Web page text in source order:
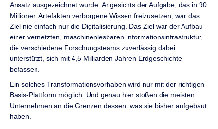
Ansatz ausgezeichnet wurde. Angesichts der Aufgabe, das in 90
Millionen Artefakten verborgene Wissen freizusetzen, war das
Ziel nie einfach nur die Digitalisierung. Das Ziel war der Aufbau
einer vernetzten, maschinenlesbaren Informationsinfrastruktur,
die verschiedene Forschungsteams zuverlässig dabei
unterstützt, sich mit 4,5 Milliarden Jahren Erdgeschichte
befassen.
Ein solches Transformationsvorhaben wird nur mit der richtigen
Basis-Plattform möglich. Und genau hier stoßen die meisten
Unternehmen an die Grenzen dessen, was sie bisher aufgebaut
haben.